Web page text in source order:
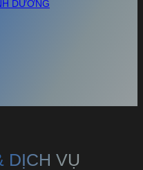
DƯƠNG
DỊCH VỤ